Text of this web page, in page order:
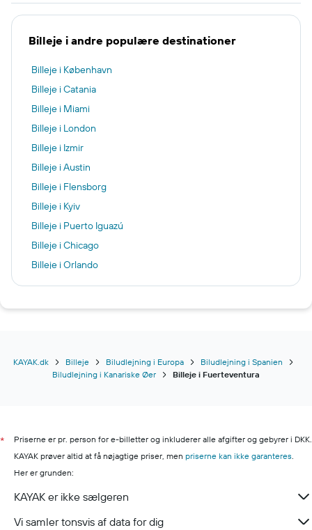
Billeje i andre populære destinationer
Billeje i København
Billeje i Catania
Billeje i Miami
Billeje i London
Billeje i Izmir
Billeje i Austin
Billeje i Flensborg
Billeje i Kyiv
Billeje i Puerto Iguazú
Billeje i Chicago
Billeje i Orlando
Billeje i Milano
Billeje i New York
Billeje i Paris
Billeje i Ibiza
Billeje i Lihue
KAYAK.dk Billeje Biludlejning i Europa
Biludlejning i Spanien
Biludlejning i Kanariske Øer
Billeje i Fuerteventura
*
Priserne er pr. person for e-billetter og inkluderer alle afgifter og gebyrer i DKK.
KAYAK prøver altid at få nøjagtige priser, men priserne kan ikke garanteres
Her er grunden:
KAYAK er ikke sælgeren
Vi samler tonsvis af data for dig